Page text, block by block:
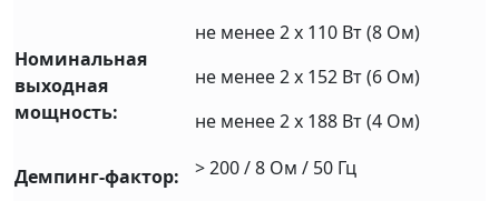
Номинальная
выходная
мощность:
не менее 2 x 110 Вт (8 Ом)
не менее 2 х 152 Вт (6 Ом)
не менее 2 х 188 Вт (4 Ом)
Демпинг-фактор:
> 200 / 8 Ом / 50 Гц